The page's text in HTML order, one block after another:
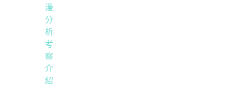
漫
分
析
考
察
介
紹